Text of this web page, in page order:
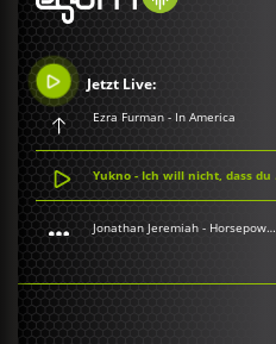
Jetzt Live:
Ezra Furman - In America
Yukno - Ich will nicht, dass du mich wieder loslässt
Jonathan Jeremiah - Horsepower For the Streets